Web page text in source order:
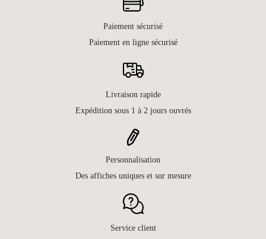
Paiement sécurisé
Paiement en ligne sécurisé
Livraison rapide
Expédition sous 1 à 2 jours ouvrés
Personnalisation
Des affiches uniques et sur mesure
Service client